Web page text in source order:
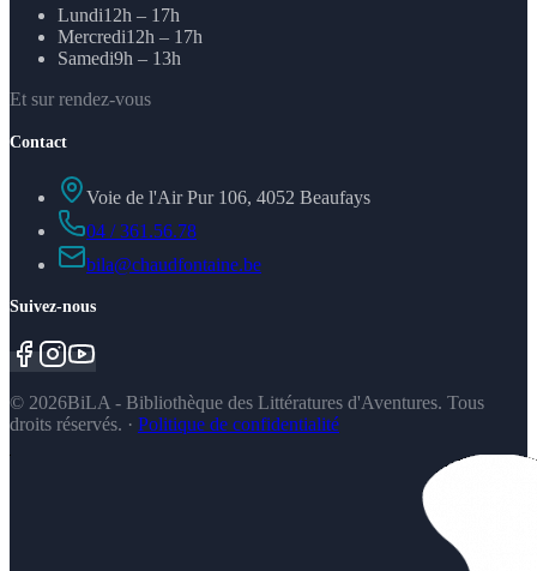
Lundi12h – 17h
Mercredi12h – 17h
Samedi9h – 13h
Et sur rendez-vous
Contact
Voie de l'Air Pur 106, 4052 Beaufays
04 / 361.56.78
bila@chaudfontaine.be
Suivez-nous
© 2026BiLA - Bibliothèque des Littératures d'Aventures. Tous
droits réservés. · Politique de confidentialité